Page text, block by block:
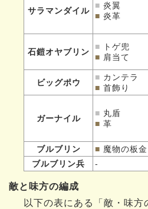
サラマンダイル
■ 炎翼
■ 炎革
石鎧オヤブリン
■
トゲ兜
■ 肩当て
ビッグポウ
■ カンテラ
■ 首飾り
ガーナイル
■ 丸盾
■ 革
ブルブリン
■ 魔物の板金
ブルブリン兵
-
敵と味方の編成
以下の表にある「敵・味方